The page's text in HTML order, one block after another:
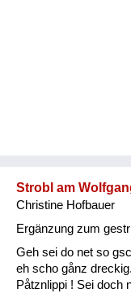
Strobl am
Christine Hofbauer
Ergänzung zum
Geh sei do net so
eh scho gånz
Påtznlippi ! Sei doch